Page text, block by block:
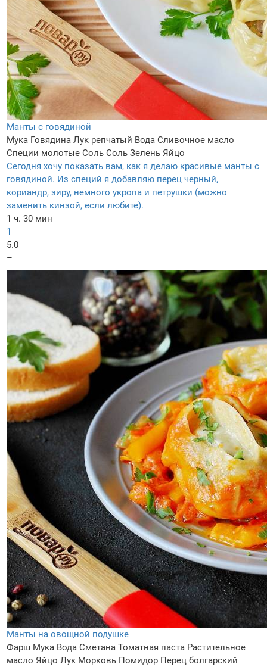
Манты с говядиной
Мука Говядина Лук репчатый Вода Сливочное масло
Специи молотые Соль Соль Зелень Яйцо
Сегодня хочу показать вам, как я делаю красивые манты с
говядиной. Из специй я добавляю перец черный,
кориандр, зиру, немного укропа и петрушки (можно
заменить кинзой, если любите).
1 ч. 30 мин
1
5.0
–
Манты на овощной подушке
Фарш Мука Вода Сметана Томатная паста Растительное
масло Яйцо Лук Морковь Помидор Перец болгарский